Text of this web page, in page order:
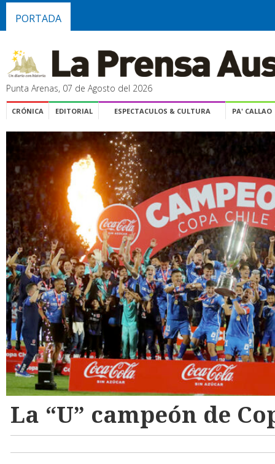
PORTADA
Punta Arenas, 07 de Agosto del 2026
CRÓNICA EDITORIAL ESPECTACULOS & CULTURA PA' CALLAO
La “U” campeón de